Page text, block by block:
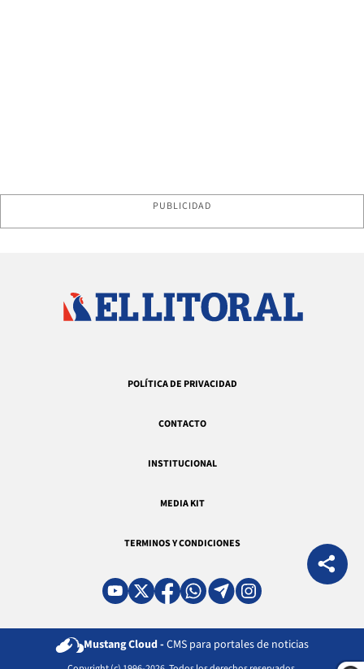
PUBLICIDAD
POLÍTICA DE PRIVACIDAD
CONTACTO
INSTITUCIONAL
MEDIA KIT
TERMINOS Y CONDICIONES
Mustang Cloud - CMS para portales de noticias